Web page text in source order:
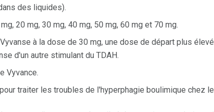
des liquides).
20 mg, 30 mg, 40 mg, 50 mg, 60 mg et 70 mg.
à la dose de 30 mg, une dose de départ plus
d'un autre stimulant du TDAH.
Vyvance.
traiter les troubles de l'hyperphagie boulimique chez